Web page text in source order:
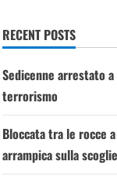
RECENT POSTS
Sedicenne arrestato a
terrorismo
Bloccata tra le rocce
arrampica sulla